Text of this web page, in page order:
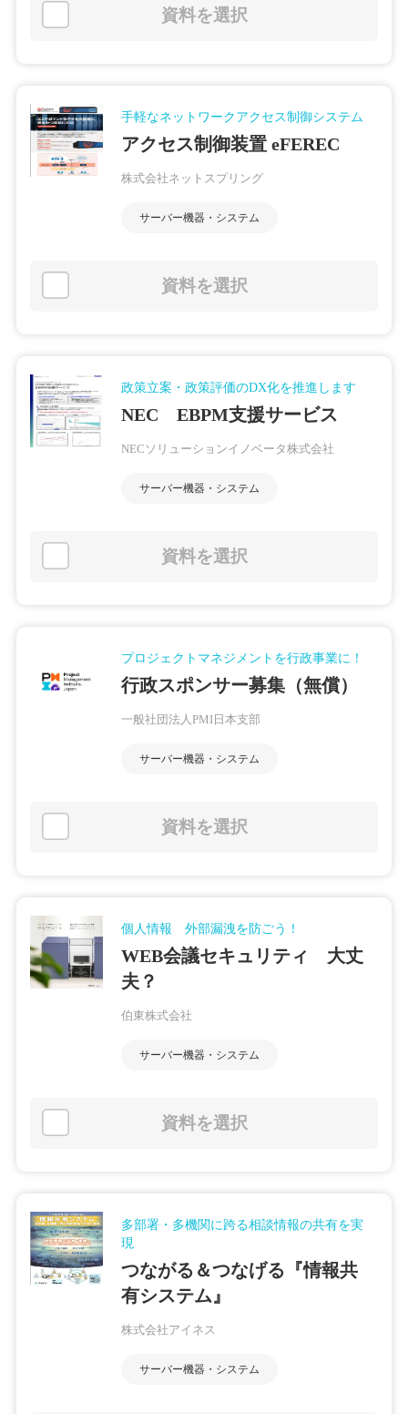
資料を選択
手軽なネットワークアクセス制御システム
アクセス制御装置 eFEREC
株式会社ネットスプリング
サーバー機器・システム
資料を選択
政策立案・政策評価のDX化を推進します
NEC EBPM支援サービス
NECソリューションイノベータ株式会社
サーバー機器・システム
資料を選択
プロジェクトマネジメントを行政事業に！
行政スポンサー募集（無償）
一般社団法人PMI日本支部
サーバー機器・システム
資料を選択
個人情報 外部漏洩を防ごう！
WEB会議セキュリティ 大丈
夫？
伯東株式会社
サーバー機器・システム
資料を選択
多部署・多機関に跨る相談情報の共有を実
現
つながる＆つなげる『情報共
有システム』
株式会社アイネス
サーバー機器・システム